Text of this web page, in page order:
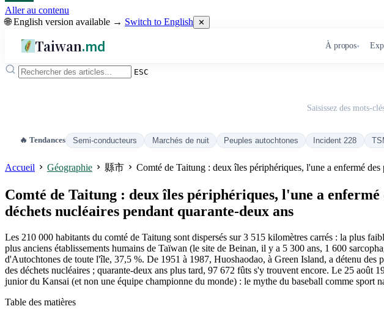
Aller au contenu
🌐 English version available → Switch to English ✕
Taiwan.md À propos▾
ESC
Saisissez des mots-
🔥 Tendances Semi-conducteurs Marchés de nuit Peuples autochtones Incident 228
Accueil Géographie 縣市 Comté de Taitung : deux îles périphériques, l'une a enfermé
Comté de Taitung : deux îles périphériques, l'une a
déchets nucléaires pendant quarante-deux ans
Les 210 000 habitants du comté de Taitung sont dispersés sur 3 515 kilomètres carrés : la plus
plus anciens établissements humains de Taïwan (le site de Beinan, il y a 5 300 ans, 1 600
d'Autochtones de toute l'île, 37,5 %. De 1951 à 1987, Huoshaodao, à Green Island, a détenu
des déchets nucléaires ; quarante-deux ans plus tard, 97 672 fûts s'y trouvent encore. Le 25
junior du Kansai (et non une équipe championne du monde) : le mythe du baseball comme
Table des matières